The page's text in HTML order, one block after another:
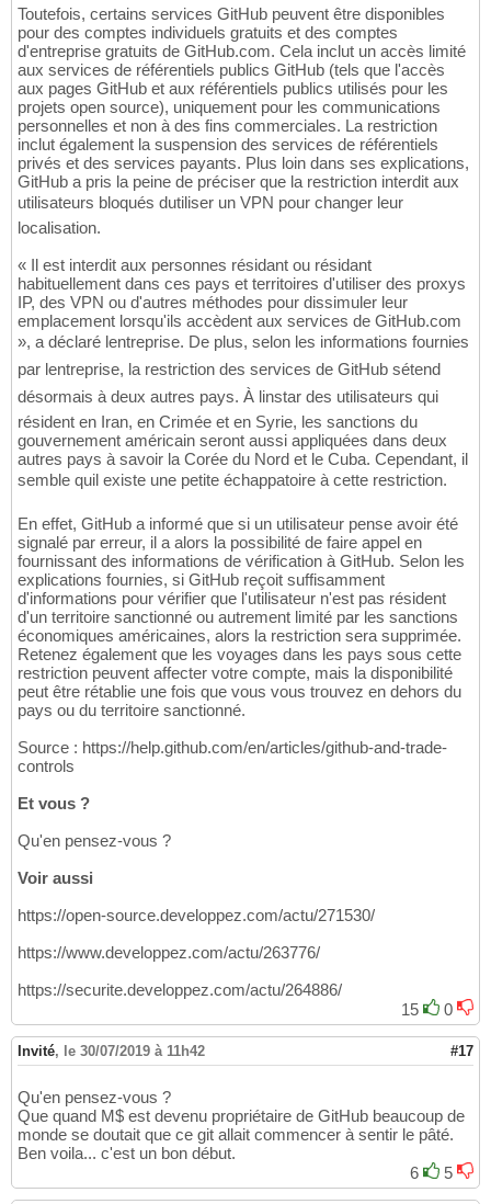
Toutefois, certains services GitHub peuvent être disponibles
pour des comptes individuels gratuits et des comptes
d'entreprise gratuits de GitHub.com. Cela inclut un accès limité
aux services de référentiels publics GitHub (tels que l'accès
aux pages GitHub et aux référentiels publics utilisés pour les
projets open source), uniquement pour les communications
personnelles et non à des fins commerciales. La restriction
inclut également la suspension des services de référentiels
privés et des services payants. Plus loin dans ses explications,
GitHub a pris la peine de préciser que la restriction interdit aux
utilisateurs bloqués dutiliser un VPN pour changer leur
localisation.
« Il est interdit aux personnes résidant ou résidant
habituellement dans ces pays et territoires d'utiliser des proxys
IP, des VPN ou d'autres méthodes pour dissimuler leur
emplacement lorsqu'ils accèdent aux services de GitHub.com
», a déclaré lentreprise. De plus, selon les informations fournies
par lentreprise, la restriction des services de GitHub sétend
désormais à deux autres pays. À linstar des utilisateurs qui
résident en Iran, en Crimée et en Syrie, les sanctions du
gouvernement américain seront aussi appliquées dans deux
autres pays à savoir la Corée du Nord et le Cuba. Cependant, il
semble quil existe une petite échappatoire à cette restriction.
En effet, GitHub a informé que si un utilisateur pense avoir été
signalé par erreur, il a alors la possibilité de faire appel en
fournissant des informations de vérification à GitHub. Selon les
explications fournies, si GitHub reçoit suffisamment
d'informations pour vérifier que l'utilisateur n'est pas résident
d'un territoire sanctionné ou autrement limité par les sanctions
économiques américaines, alors la restriction sera supprimée.
Retenez également que les voyages dans les pays sous cette
restriction peuvent affecter votre compte, mais la disponibilité
peut être rétablie une fois que vous vous trouvez en dehors du
pays ou du territoire sanctionné.
Source : https://help.github.com/en/articles/github-and-trade-
controls
Et vous ?
Qu'en pensez-vous ?
Voir aussi
https://open-source.developpez.com/actu/271530/
https://www.developpez.com/actu/263776/
https://securite.developpez.com/actu/264886/
15
0
Invité, le 30/07/2019 à 11h42 #17
Qu'en pensez-vous ?
Que quand M$ est devenu propriétaire de GitHub beaucoup de
monde se doutait que ce git allait commencer à sentir le pâté.
Ben voila... c'est un bon début.
6
5